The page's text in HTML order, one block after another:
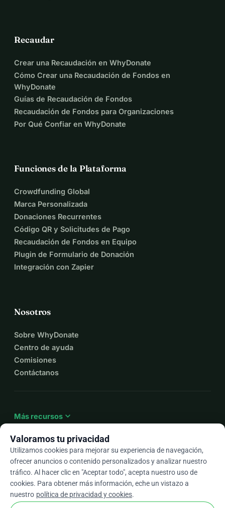
Recaudar
Crear una Recaudación en WhyDonate
Cómo Crear una Recaudación de Fondos en
WhyDonate
Guías de Recaudación de Fondos
Recaudación de Fondos para Organizaciones
Por Qué Confiar en WhyDonate
Funciones de la Plataforma
Crowdfunding Global
Marca Personalizada
Donaciones Recurrentes
Código QR y Solicitudes de Pago
Recaudación de Fondos en Equipo
Plugin de Formulario de Donación
Integración con Zapier
Nosotros
Sobre WhyDonate
Centro de ayuda
Comisiones
Contáctanos
Más recursos expand_more
Esarrow_drop_down
★★★★★4,9 / 5 según más de 500 reseñas
Valoramos tu privacidad
Utilizamos cookies para mejorar su experiencia de navegación,
ofrecer anuncios o contenido personalizados y analizar nuestro
tráfico. Al hacer clic en "Aceptar todo", acepta nuestro uso de
cookies. Para obtener más información, eche un vistazo a
nuestro política de privacidad y cookies.